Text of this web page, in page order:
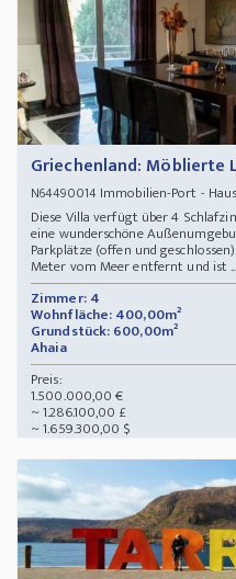
Griechenland: Möblierte
N64490014Immobilien-Port - Haus
Diese Villa verfügt über 4
eine wunderschöne
Parkplätze (offen und
Meter vom Meer entfernt und ist ...
Zimmer: 4
Wohnfläche: 400,00m²
Grundstück: 600,00m²
Ahaia
Preis:
1.500.000,00 €
~ 1.286.100,00 £
~ 1.659.300,00 $